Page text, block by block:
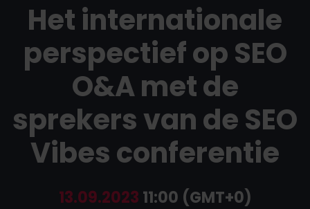
Het internationale
perspectief op SEO
O&A met de
sprekers van de SEO
Vibes conferentie
13.09.2023 11:00 (GMT+0)